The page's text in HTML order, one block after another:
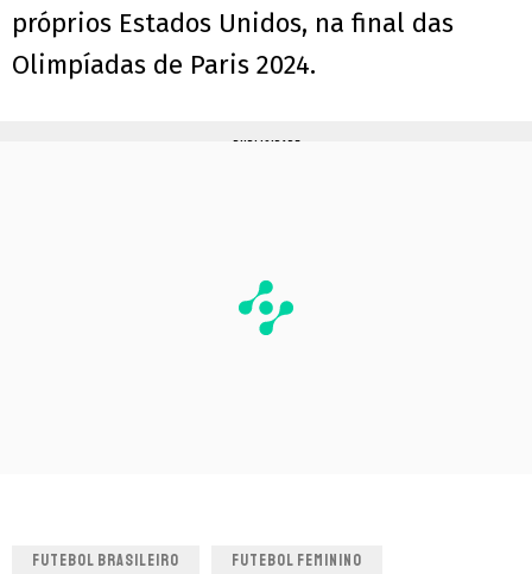
próprios Estados Unidos, na final das
Olimpíadas de Paris 2024.
PUBLICIDADE
FUTEBOL BRASILEIRO FUTEBOL FEMININO